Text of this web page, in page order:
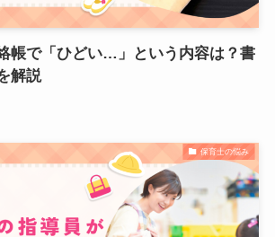
帳で「ひどい…」という内容は？書
解説
保育士の悩み